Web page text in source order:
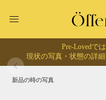
Pre-Lovedで
現状の写真・状態の詳細
現状の写真
新品の時の写真